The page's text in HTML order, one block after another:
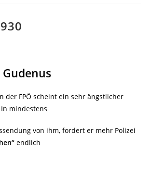
der FPÖ scheint ein sehr ängstlicher
In mindestens
von ihm, fordert er mehr Polizei
endlich